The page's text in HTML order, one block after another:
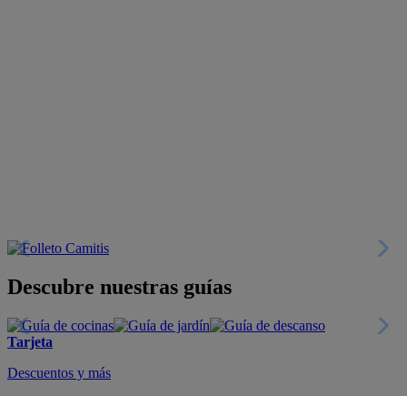
Descubre nuestras guías
Tarjeta
Descuentos y más